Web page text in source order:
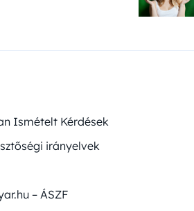
Ismételt Kérdések
irányelvek
– ÁSZF